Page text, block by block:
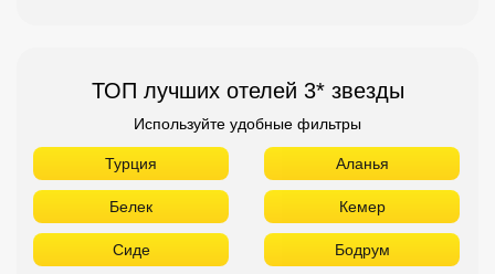
Хургада Шарм Эль Шейх
ОАЭ Абу Даби
Дубай Аджман
Шарджа Фуджейра